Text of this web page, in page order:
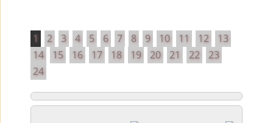
1 2 3 4 5 6 7 8 9 10 11 12
13
14
15 16 17 18 19 20 21 22
23
24